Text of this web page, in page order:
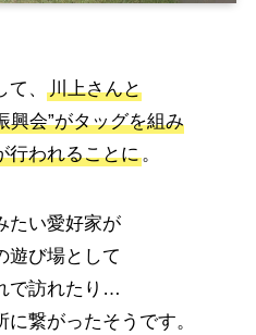
、
川上さんと
興会”がタッグを組み
行われることに。
たい愛好家が
遊び場として
で訪れたり…
繋がったそうです。